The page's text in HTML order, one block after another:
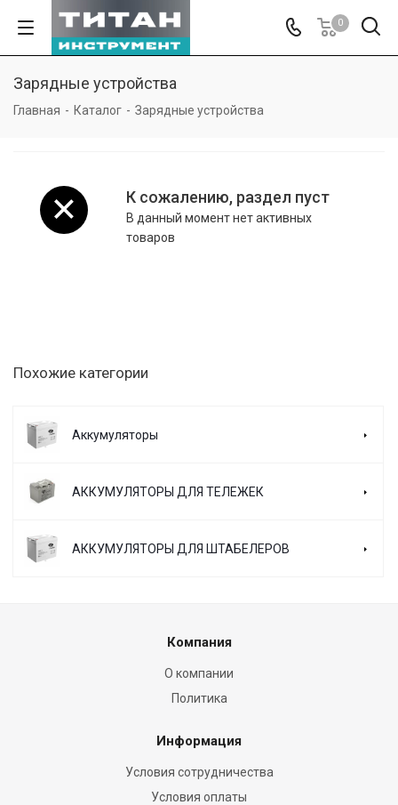
0
Зарядные устройства
Главная - Каталог - Зарядные устройства
К сожалению, раздел пуст
В данный момент нет активных
товаров
Похожие категории
Аккумуляторы
АККУМУЛЯТОРЫ ДЛЯ ТЕЛЕЖЕК
АККУМУЛЯТОРЫ ДЛЯ ШТАБЕЛЕРОВ
Компания
О компании
Политика
Информация
Условия сотрудничества
Условия оплаты